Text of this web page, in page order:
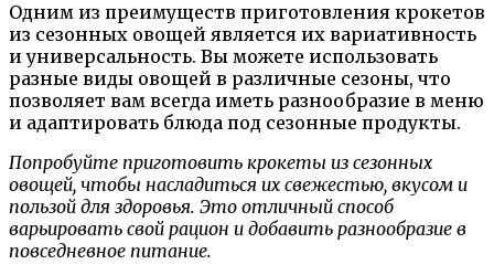
Одним из преимуществ приготовления крокетов
из сезонных овощей является их вариативность
и универсальность. Вы можете использовать
разные виды овощей в различные сезоны, что
позволяет вам всегда иметь разнообразие в меню
и адаптировать блюда под сезонные продукты.
Попробуйте приготовить крокеты из сезонных
овощей, чтобы насладиться их свежестью, вкусом и
пользой для здоровья. Это отличный способ
варьировать свой рацион и добавить разнообразие в
повседневное питание.